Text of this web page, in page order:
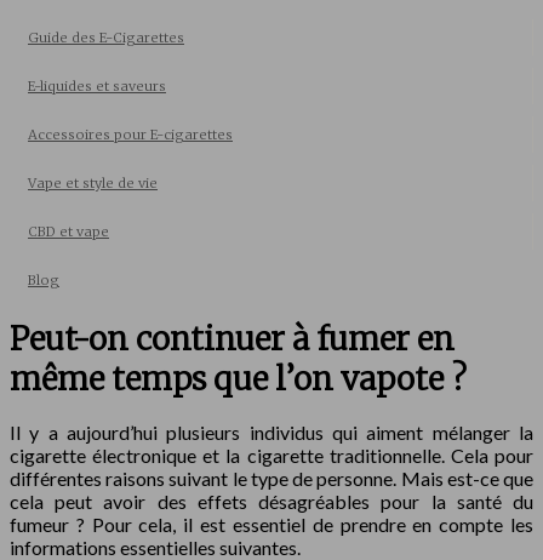
Guide des E-Cigarettes
E-liquides et saveurs
Accessoires pour E-cigarettes
Vape et style de vie
CBD et vape
Blog
Peut-on continuer à fumer en
même temps que l’on vapote ?
Il y a aujourd’hui plusieurs individus qui aiment mélanger la
cigarette électronique et la cigarette traditionnelle. Cela pour
différentes raisons suivant le type de personne. Mais est-ce que
cela peut avoir des effets désagréables pour la santé du
fumeur ? Pour cela, il est essentiel de prendre en compte les
informations essentielles suivantes.